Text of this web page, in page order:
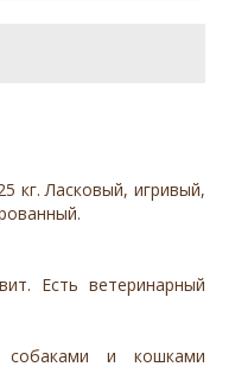
кг. Ласковый, игривый,
Есть ветеринарный
и кошками